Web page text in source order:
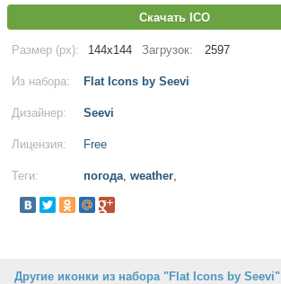
Скачать ICO
Размер (px): 144x144 Загрузок: 2597
Из набора: Flat Icons by Seevi
Дизайнер: Seevi
Лицензия: Free
Теги: погода, weather,
Другие иконки из набора "Flat Icons by Seevi"